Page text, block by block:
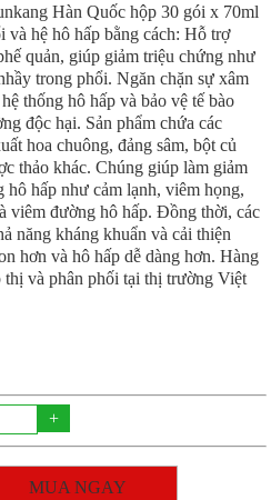
Hàn Quốc hộp 30 gói x 70ml
và hệ hô hấp bằng cách: Hỗ trợ
quản, giúp giảm triệu chứng như
trong phổi. Ngăn chặn sự xâm
thống hô hấp và bảo vệ tế bào
độc hại. Sản phẩm chứa các
hoa chuông, đảng sâm, bột củ
thảo khác. Chúng giúp làm giảm
hô hấp như cảm lạnh, viêm họng,
viêm đường hô hấp. Đồng thời, các
năng kháng khuẩn và cải thiện
hơn và hô hấp dễ dàng hơn. Hàng
và phân phối tại thị trường Việt
+
MUA NGAY